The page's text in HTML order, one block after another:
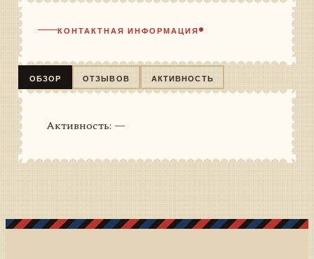
КОНТАКТНАЯ ИНФОРМАЦИЯ
ОБЗОР ОТЗЫВОВ АКТИВНОСТЬ
Активность: —